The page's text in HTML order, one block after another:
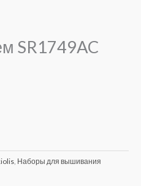
SR1749AC
, Наборы для вышивания